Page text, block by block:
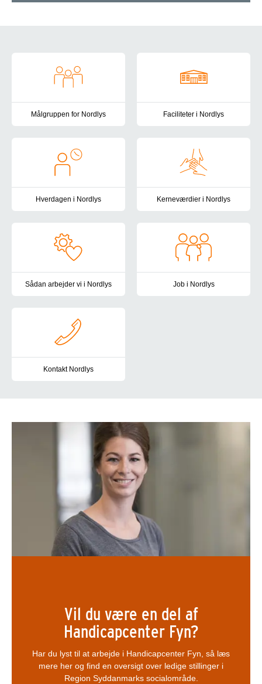
Målgruppen for Nordlys Faciliteter i Nordlys
Hverdagen i Nordlys Kerneværdier i Nordlys
Sådan arbejder vi i Nordlys Job i Nordlys
Kontakt Nordlys
Vil du være en del af
Handicapcenter Fyn?
Har du lyst til at arbejde i Handicapcenter Fyn, så læs
mere her og find en oversigt over ledige stillinger i
Region Syddanmarks socialområde.